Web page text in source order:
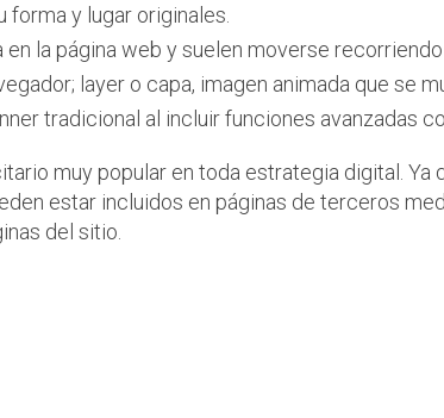
forma y lugar originales.
en la página web y suelen moverse
layer o capa, imagen animada que se
tradicional al incluir funciones avanzadas
muy popular en toda estrategia digital.
estar incluidos en páginas de terceros
del sitio.